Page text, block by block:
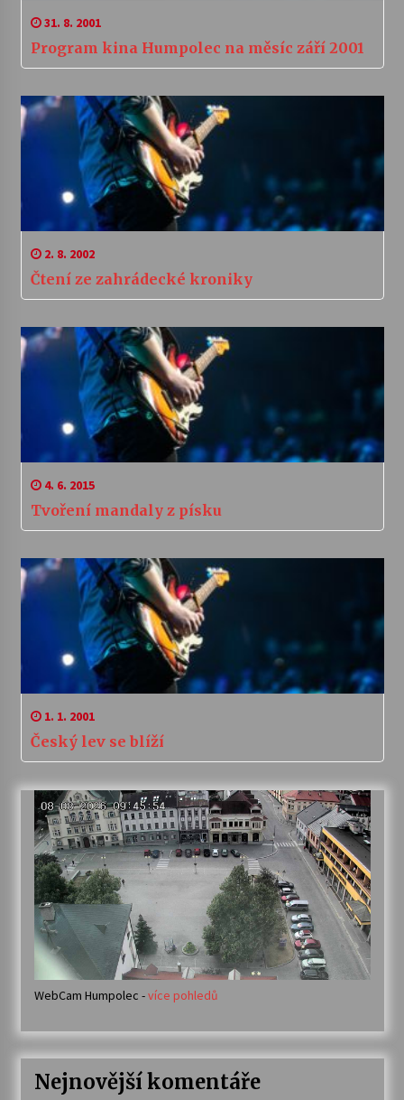
31. 8. 2001
Program kina Humpolec na měsíc září 2001
2. 8. 2002
Čtení ze zahrádecké kroniky
4. 6. 2015
Tvoření mandaly z písku
1. 1. 2001
Český lev se blíží
WebCam Humpolec -více pohledů
Nejnovější komentáře